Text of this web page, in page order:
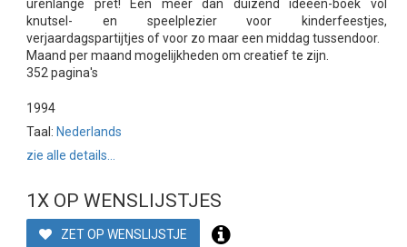
urenlange pret! Een meer dan duizend ideeen-boek vol
knutsel- en speelplezier voor kinderfeestjes,
verjaardagspartijtjes of voor zo maar een middag tussendoor.
Maand per maand mogelijkheden om creatief te zijn.
352 pagina's
1994
Taal: Nederlands
zie alle details...
1X OP WENSLIJSTJES
ZET OP WENSLIJSTJE